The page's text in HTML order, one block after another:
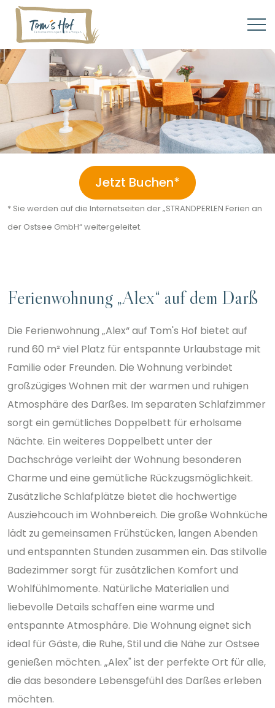
Jetzt Buchen*
* Sie werden auf die Internetseiten der „STRANDPERLEN Ferien an
der Ostsee GmbH“ weitergeleitet.
Ferienwohnung „Alex“ auf dem Darß
Die Ferienwohnung „Alex“ auf Tom's Hof bietet auf
rund 60 m² viel Platz für entspannte Urlaubstage mit
Familie oder Freunden. Die Wohnung verbindet
großzügiges Wohnen mit der warmen und ruhigen
Atmosphäre des Darßes. Im separaten Schlafzimmer
sorgt ein gemütliches Doppelbett für erholsame
Nächte. Ein weiteres Doppelbett unter der
Dachschräge verleiht der Wohnung besonderen
Charme und eine gemütliche Rückzugsmöglichkeit.
Zusätzliche Schlafplätze bietet die hochwertige
Ausziehcouch im Wohnbereich. Die große Wohnküche
lädt zu gemeinsamen Frühstücken, langen Abenden
und entspannten Stunden zusammen ein. Das stilvolle
Badezimmer sorgt für zusätzlichen Komfort und
Wohlfühlmomente. Natürliche Materialien und
liebevolle Details schaffen eine warme und
entspannte Atmosphäre. Die Wohnung eignet sich
ideal für Gäste, die Ruhe, Stil und die Nähe zur Ostsee
genießen möchten. „Alex" ist der perfekte Ort für alle,
die das besondere Lebensgefühl des Darßes erleben
möchten.